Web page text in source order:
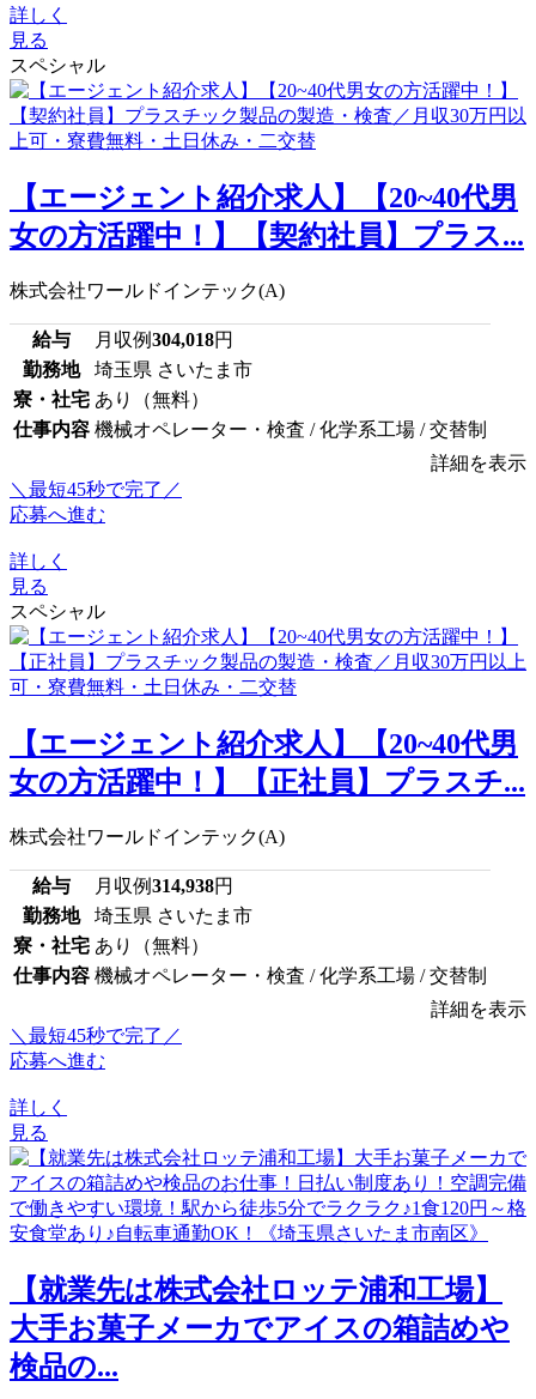
詳しく
見る
スペシャル
【エージェント紹介求人】【20~40代男
女の方活躍中！】【契約社員】プラス...
株式会社ワールドインテック(A)
給与 月収例304,018円
勤務地
埼玉県 さいたま市
寮・社宅 あり（無料）
仕事内容 機械オペレーター・検査 / 化学系工場 / 交替制
詳細を表示
＼最短45秒で完了／
応募へ進む
詳しく
見る
スペシャル
【エージェント紹介求人】【20~40代男
女の方活躍中！】【正社員】プラスチ...
株式会社ワールドインテック(A)
給与 月収例314,938円
勤務地
埼玉県 さいたま市
寮・社宅 あり（無料）
仕事内容 機械オペレーター・検査 / 化学系工場 / 交替制
詳細を表示
＼最短45秒で完了／
応募へ進む
詳しく
見る
【就業先は株式会社ロッテ浦和工場】
大手お菓子メーカでアイスの箱詰めや
検品の...